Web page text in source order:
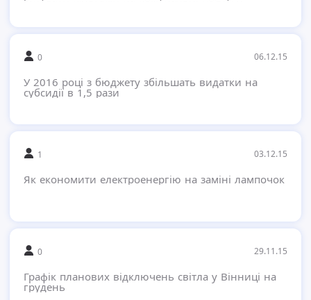
0 06.12.15
У 2016 році з бюджету збільшать видатки на
субсидії в 1,5 рази
1 03.12.15
Як економити електроенергію на заміні лампочок
0 29.11.15
Графік планових відключень світла у Вінниці на
грудень